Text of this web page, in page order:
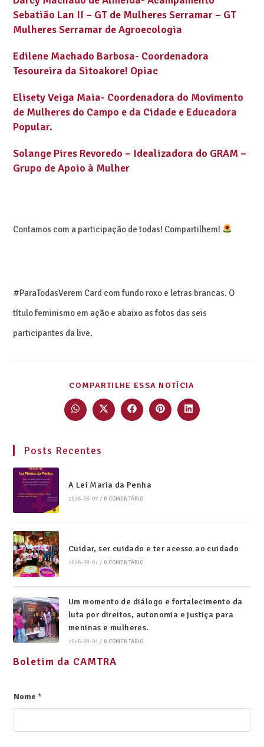
Sebatião Lan II – GT de Mulheres Serramar – GT
Mulheres Serramar de Agroecologia
Edilene Machado Barbosa- Coordenadora
Tesoureira da Sitoakore! Opiac
Elisety Veiga Maia- Coordenadora do Movimento
de Mulheres do Campo e da Cidade e Educadora
Popular.
Solange Pires Revoredo – Idealizadora do GRAM –
Grupo de Apoio à Mulher
Contamos com a participação de todas! Compartilhem!
#ParaTodasVerem Card com fundo roxo e letras brancas. O
título feminismo em ação e abaixo as fotos das seis
participantes da live.
COMPARTILHE ESSA NOTÍCIA
Posts Recentes
A Lei Maria da Penha
2026-08-07 / 0 COMENTÁRIO
Cuidar, ser cuidado e ter acesso ao cuidado
2026-08-07 / 0 COMENTÁRIO
Um momento de diálogo e fortalecimento da
luta por direitos, autonomia e justiça para
meninas e mulheres.
2026-08-01 / 0 COMENTÁRIO
Boletim da CAMTRA
Nome*